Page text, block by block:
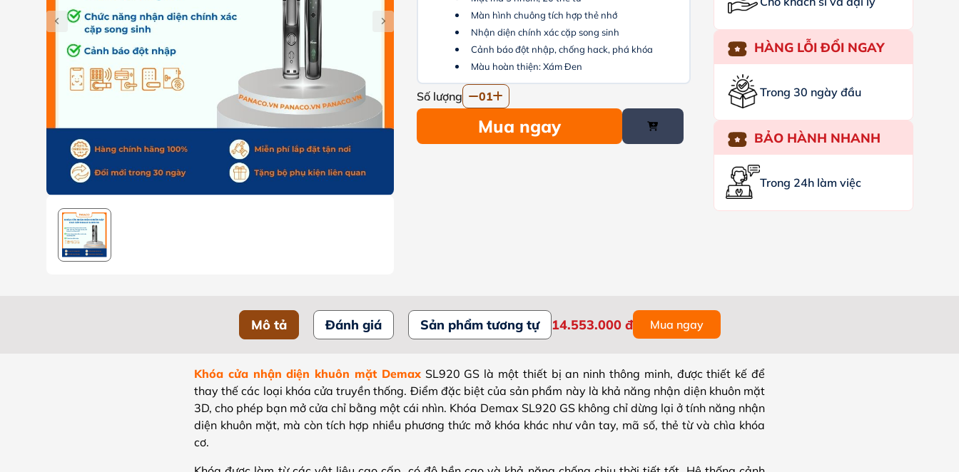
Màn hình chuông tích hợp thẻ nhớ
Nhận diện chính xác cặp song sinh
Cảnh báo đột nhập, chống hack, phá khóa
Màu hoàn thiện: Xám Đen
Số lượng 01
Mua ngay
HÀNG LỖI ĐỔI NGAY
Trong 30 ngày đầu
BẢO HÀNH NHANH
Trong 24h làm việc
Mô tả Đánh giá Sản phẩm tương tự 14.553.000 đ Mua ngay
Khóa cửa nhận diện khuôn mặt DemaxSL920 GS là một thiết bị an ninh thông minh, được thiết kế để
thay thế các loại khóa cửa truyền thống. Điểm đặc biệt của sản phẩm này là khả năng nhận diện khuôn mặt
3D, cho phép bạn mở cửa chỉ bằng một cái nhìn. Khóa Demax SL920 GS không chỉ dừng lại ở tính năng nhận
diện khuôn mặt, mà còn tích hợp nhiều phương thức mở khóa khác như vân tay, mã số, thẻ từ và chìa khóa
cơ.